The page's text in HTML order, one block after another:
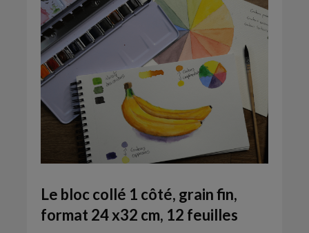
Le bloc collé 1 côté, grain fin,
format 24 x32 cm, 12 feuilles